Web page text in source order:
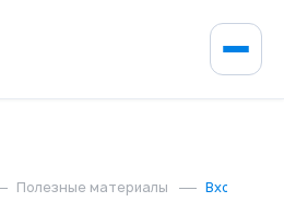
Полезные материалы Входной